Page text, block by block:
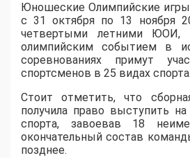
Юношеские Олимпийские
с 31 октября по 13 ноября
четвертыми летними
олимпийским событием в
соревнованиях примут
спортсменов в 25 видах спорта.
Стоит отметить, что
получила право выступить
спорта, завоевав 18
окончательный состав
позднее.